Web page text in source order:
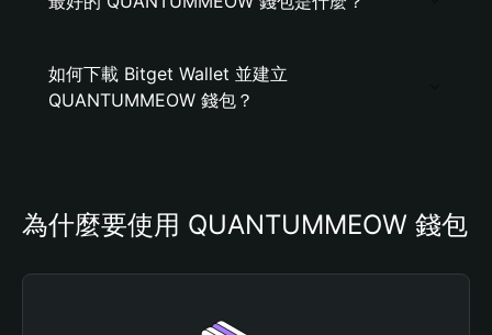
如何下載 Bitget Wallet 並建立
QUANTUMMEOW 錢包？
為什麼要使用 QUANTUMMEOW 錢包